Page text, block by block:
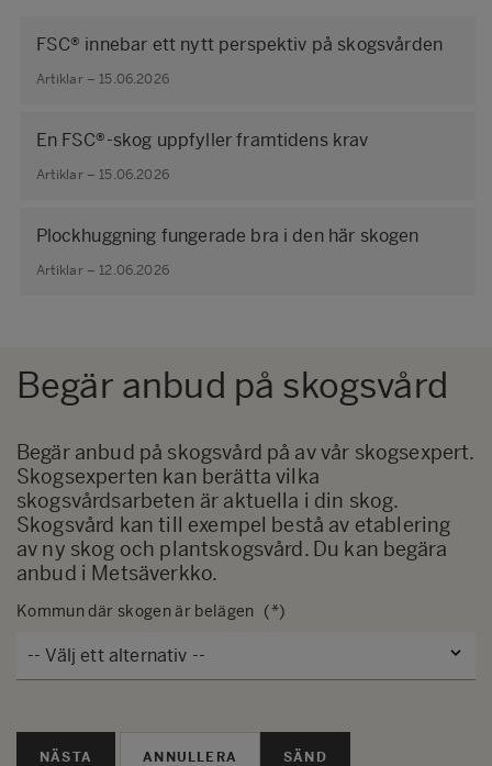
FSC® innebar ett nytt perspektiv på skogsvården
Artiklar – 15.06.2026
En FSC®-skog uppfyller framtidens krav
Artiklar – 15.06.2026
Plockhuggning fungerade bra i den här skogen
Artiklar – 12.06.2026
Begär anbud på skogsvård
Begär anbud på skogsvård på av vår skogsexpert.
Skogsexperten kan berätta vilka
skogsvårdsarbeten är aktuella i din skog.
Skogsvård kan till exempel bestå av etablering
av ny skog och plantskogsvård. Du kan begära
anbud i Metsäverkko.
Kommun där skogen är belägen
NÄSTA SÄND